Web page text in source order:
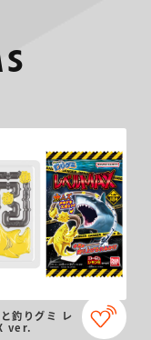
釣りグミ レ
ver.